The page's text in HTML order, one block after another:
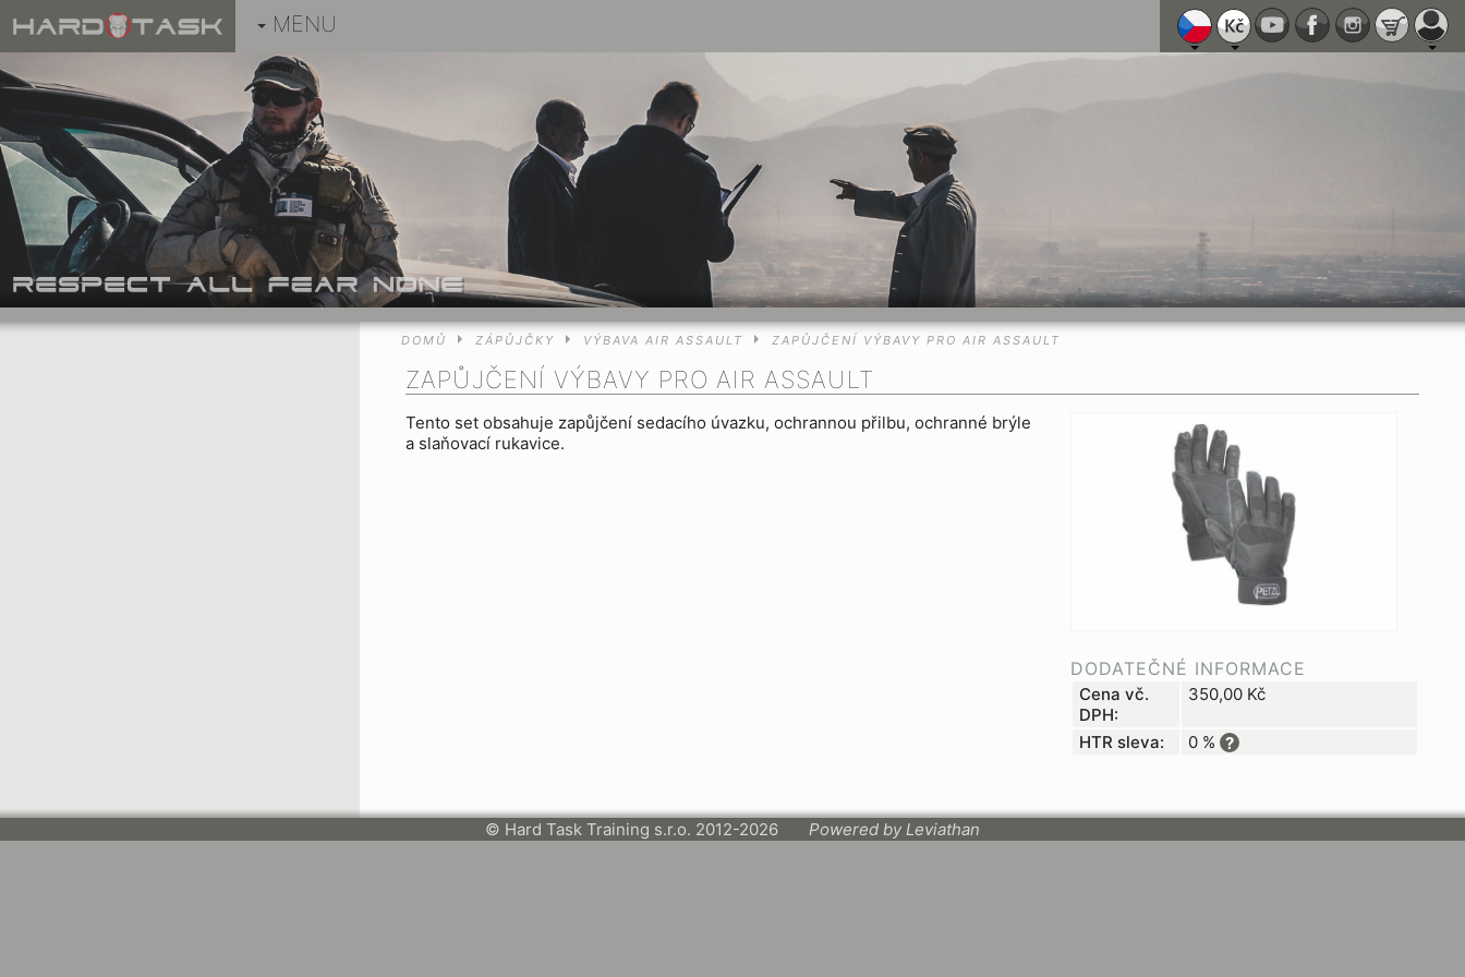
MENU
DOMŮ ZÁPŮJČKY VÝBAVA AIR ASSAULT ZAPŮJČENÍ VÝBAVY PRO AIR ASSAULT
ZAPŮJČENÍ VÝBAVY PRO AIR ASSAULT
DODATEČNÉ INFORMACE
Cena vč.
DPH:
350,00 Kč
HTR sleva: 0 % ?
Tento set obsahuje zapůjčení sedacího úvazku, ochrannou přilbu, ochranné brýle
a slaňovací rukavice.
© Hard Task Training s.r.o. 2012-2026 Powered by Leviathan